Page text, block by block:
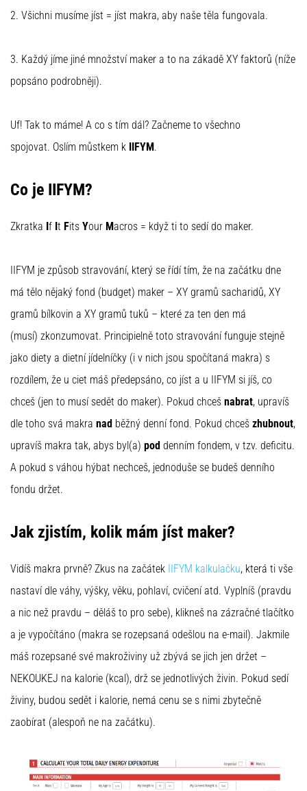
Behandlung
Das
Läuferknie,
als
Iliotibiales
Bandsyndrom
ist
ein
verbreitetes
…
Alle
Artikel
anzeigen
2. Všichni musíme jíst = jíst makra, aby naše těla fungovala.
3. Každý jíme jiné množství maker a to na zákadě XY faktorů (níže
popsáno podrobněji).
Uf! Tak to máme! A co s tím dál? Začneme to všechno
spojovat. Oslím můstkem k
IIFYM.
Co je IIFYM?
Zkratka f t Fits Your Macros = když ti to sedí do maker.
IIFYM je způsob stravování, který se řídí tím, že na začátku dne
má tělo nějaký fond (budget) maker – XY gramů sacharidů, XY
gramů bílkovin a XY gramů tuků – které za ten den má
(musí) zkonzumovat. Principielně toto stravování funguje stejně
jako diety a dietní jídelníčky (i v nich jsou spočítaná makra) s
rozdílem, že u ciet máš předepsáno, co jíst a u IIFYM si jíš, co
chceš (jen to musí sedět do maker). Pokud chceš nabrat, upravíš
dle toho svá makra nad běžný denní fond. Pokud chceš zhubnout,
upravíš makra tak, abys byl(a) pod denním fondem, v tzv. deficitu.
A pokud s váhou hýbat nechceš, jednoduše se budeš denního
fondu držet.
Jak zjistím, kolik mám jíst maker?
Vidíš makra prvně? Zkus na začátek IIFYM kalkulačku, která ti vše
nastaví dle váhy, výšky, věku, pohlaví, cvičení atd. Vyplníš (pravdu
a nic než pravdu – děláš to pro sebe), klikneš na zázračné tlačítko
a je vypočítáno (makra se rozepsaná odešlou na e-mail). Jakmile
máš rozepsané své makroživiny už zbývá se jich jen držet –
NEKOUKEJ na kalorie (kcal), drž se jednotlivých živin. Pokud sedí
živiny, budou sedět i kalorie, nemá cenu se s nimi zbytečně
zaobírat (alespoň ne na začátku).